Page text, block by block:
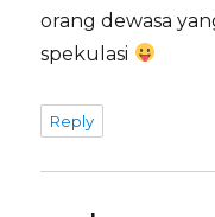
orang dewasa
spekulasi
Reply